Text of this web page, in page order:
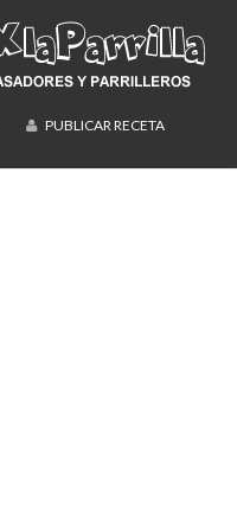
PUBLICAR RECETA